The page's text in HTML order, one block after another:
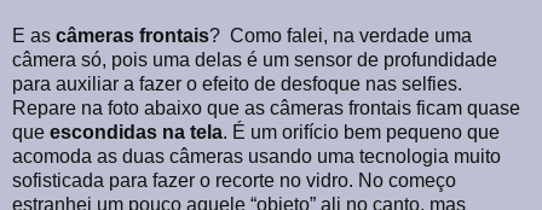
E as câmeras frontais? Como falei, na verdade uma
câmera só, pois uma delas é um sensor de profundidade
para auxiliar a fazer o efeito de desfoque nas selfies.
Repare na foto abaixo que as câmeras frontais ficam quase
que escondidas na tela. É um orifício bem pequeno que
acomoda as duas câmeras usando uma tecnologia muito
sofisticada para fazer o recorte no vidro. No começo
estranhei um pouco aquele “objeto” ali no canto, mas